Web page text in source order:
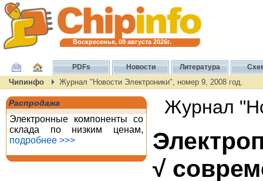
Воскресенье, 09 августа 2026г.
PDFs Новости Литература
Чипинфо Журнал "Новости Электроники", номер 9, 2008 год.
Распродажа
Электронные компоненты со
склада по низким ценам,
подробнее >>>
Журнал
√